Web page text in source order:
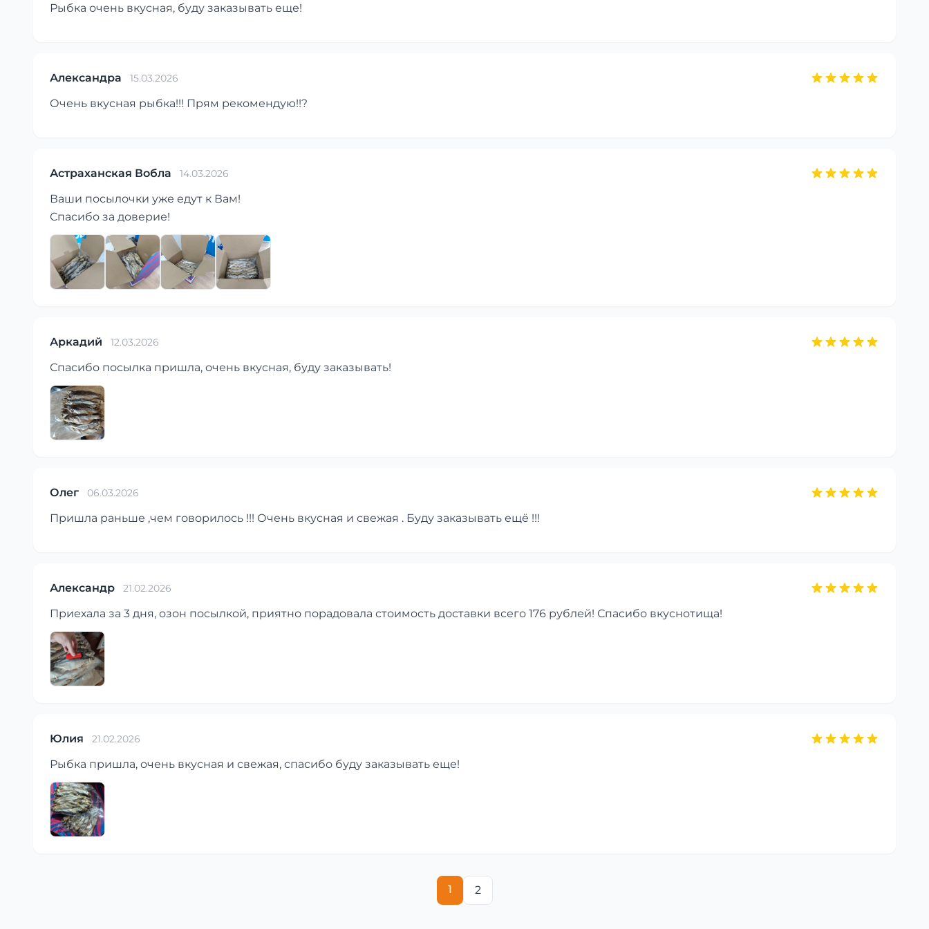
Рыбка очень вкусная, буду заказывать еще!
Александра 15.03.2026
Очень вкусная рыбка!!! Прям рекомендую!!?
Астраханская Вобла 14.03.2026
Ваши посылочки уже едут к Вам!
Спасибо за доверие!
Аркадий 12.03.2026
Спасибо посылка пришла, очень вкусная, буду заказывать!
Олег 06.03.2026
Пришла раньше ,чем говорилось !!! Очень вкусная и свежая . Буду заказывать ещё !!!
Александр 21.02.2026
Приехала за 3 дня, озон посылкой, приятно порадовала стоимость доставки всего 176 рублей! Спасибо вкуснотища!
Юлия 21.02.2026
Рыбка пришла, очень вкусная и свежая, спасибо буду заказывать еще!
1 2